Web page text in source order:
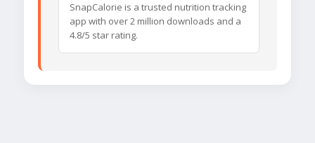
SnapCalorie is a trusted nutrition tracking
app with over 2 million downloads and a
4.8/5 star rating.